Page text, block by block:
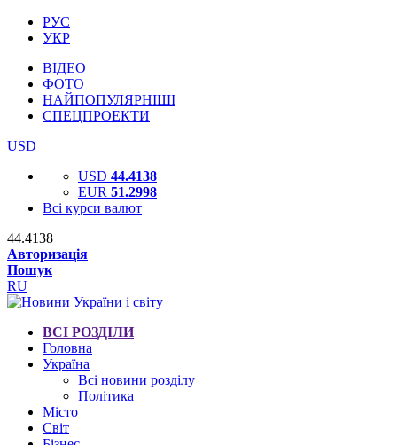
РУС
УКР
ВІДЕО
ФОТО
НАЙПОПУЛЯРНІШІ
СПЕЦПРОЕКТИ
USD
USD 44.4138
EUR 51.2998
Всі курси валют
44.4138
Авторизація
Пошук
RU
ВСІ РОЗДІЛИ
Головна
Україна
Всі новини розділу
Політика
Місто
Світ